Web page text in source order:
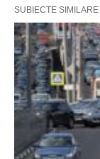
SUBIECTE SIMILARE